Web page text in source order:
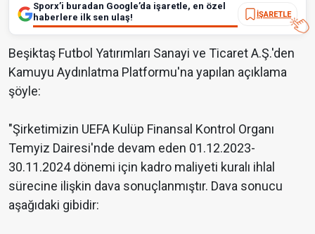
Sporx’i buradan Google’da işaretle, en özel
haberlere ilk sen ulaş!
İŞARETLE
Beşiktaş Futbol Yatırımları Sanayi ve Ticaret A.Ş.'den
Kamuyu Aydınlatma Platformu'na yapılan açıklama
şöyle:
"Şirketimizin UEFA Kulüp Finansal Kontrol Organı
Temyiz Dairesi'nde devam eden 01.12.2023-
30.11.2024 dönemi için kadro maliyeti kuralı ihlal
sürecine ilişkin dava sonuçlanmıştır. Dava sonucu
aşağıdaki gibidir: